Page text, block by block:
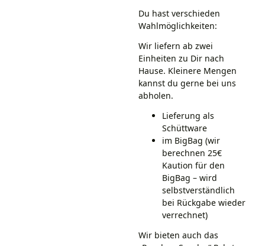
Du hast verschieden
Wahlmöglichkeiten:
Wir liefern ab zwei
Einheiten zu Dir nach
Hause. Kleinere Mengen
kannst du gerne bei uns
abholen.
Lieferung als
Schüttware
im BigBag (wir
berechnen 25€
Kaution für den
BigBag – wird
selbstverständlich
bei Rückgabe wieder
verrechnet)
Wir bieten auch das